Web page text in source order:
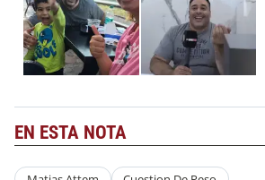
EN ESTA NOTA